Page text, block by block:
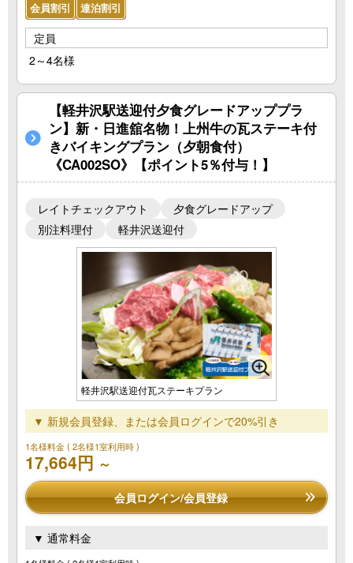
会員割引 連泊割引
定員
2～4名様
【軽井沢駅送迎付夕食グレードアッププラ
ン】新・日進舘名物！上州牛の瓦ステーキ付
きバイキングプラン（夕朝食付）
《CA002SO》【ポイント5％付与！】
レイトチェックアウト
夕食グレードアップ
別注料理付
軽井沢送迎付
軽井沢駅送迎付瓦ステーキプラン
▼ 新規会員登録、または会員ログインで20%引き
1名様料金( 2名様1室利用時 )
17,664円 ～
会員ログイン/会員登録
▼ 通常料金